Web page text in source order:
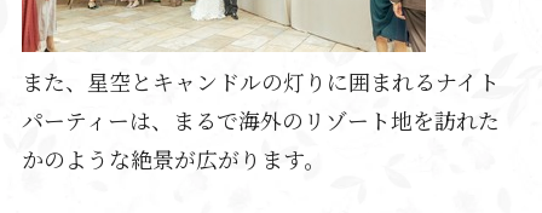
また、星空とキャンドルの灯りに囲まれるナイト
パーティーは、まるで海外のリゾート地を訪れた
かのような絶景が広がります。